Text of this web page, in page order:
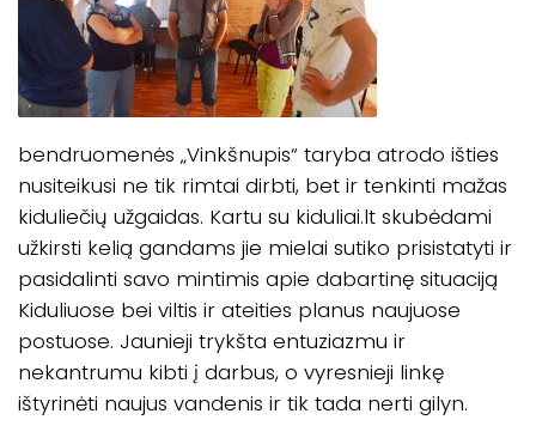
bendruomenės „Vinkšnupis“ taryba atrodo išties
nusiteikusi ne tik rimtai dirbti, bet ir tenkinti mažas
kiduliečių užgaidas. Kartu su kiduliai.lt skubėdami
užkirsti kelią gandams jie mielai sutiko prisistatyti ir
pasidalinti savo mintimis apie dabartinę situaciją
Kiduliuose bei viltis ir ateities planus naujuose
postuose. Jaunieji trykšta entuziazmu ir
nekantrumu kibti į darbus, o vyresnieji linkę
ištyrinėti naujus vandenis ir tik tada nerti gilyn.